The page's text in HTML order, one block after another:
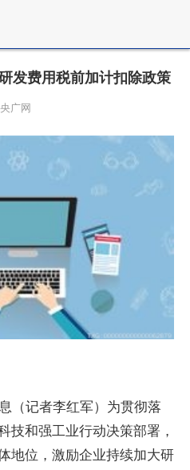
发费用税前加计扣除政策
广网
（记者李红军）为贯彻落
技和强工业行动决策部署，
地位，激励企业持续加大研